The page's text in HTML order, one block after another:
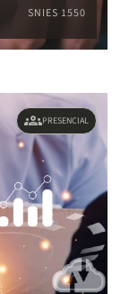
SNIES 1550
groupsPRESENCIAL